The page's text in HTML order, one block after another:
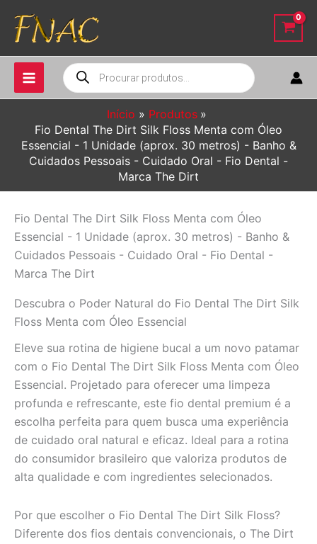
para
conteúdo
Pesquisar
produtos
Início
Produtos
Fio Dental The Dirt Silk Floss Menta com Óleo
Essencial - 1 Unidade (aprox. 30 metros) - Banho &
Cuidados Pessoais - Cuidado Oral - Fio Dental -
Marca The Dirt
Fio Dental The Dirt Silk Floss Menta com Óleo
Essencial - 1 Unidade (aprox. 30 metros) - Banho &
Cuidados Pessoais - Cuidado Oral - Fio Dental -
Marca The Dirt
Descubra o Poder Natural do Fio Dental The Dirt Silk
Floss Menta com Óleo Essencial
Eleve sua rotina de higiene bucal a um novo patamar
com o Fio Dental The Dirt Silk Floss Menta com Óleo
Essencial. Projetado para oferecer uma limpeza
profunda e refrescante, este fio dental premium é a
escolha perfeita para quem busca uma experiência
de cuidado oral natural e eficaz. Ideal para a rotina
do consumidor brasileiro que valoriza produtos de
alta qualidade e com ingredientes selecionados.
Por que escolher o Fio Dental The Dirt Silk Floss?
Diferente dos fios dentais convencionais, o The Dirt